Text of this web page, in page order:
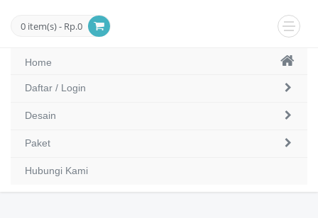
0 item(s) - Rp.0
Home
Daftar / Login
Desain
Paket
Hubungi Kami